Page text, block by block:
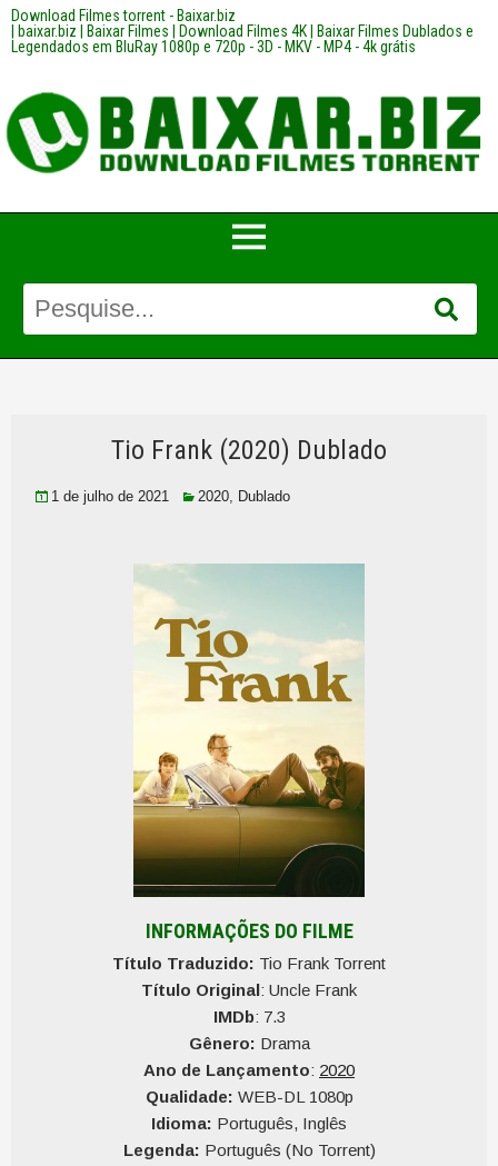
Download Filmes torrent - Baixar.biz
| baixar.biz | Baixar Filmes | Download Filmes 4K | Baixar Filmes Dublados e
Legendados em BluRay 1080p e 720p - 3D - MKV - MP4 - 4k grátis
Tio Frank (2020) Dublado
1 de julho de 2021 2020, Dublado
INFORMAÇÕES DO FILME
Título Traduzido: Tio Frank Torrent
Título Original: Uncle Frank
IMDb: 7.3
Gênero: Drama
Ano de Lançamento: 2020
Qualidade: WEB-DL 1080p
Idioma: Português, Inglês
Legenda: Português (No Torrent)